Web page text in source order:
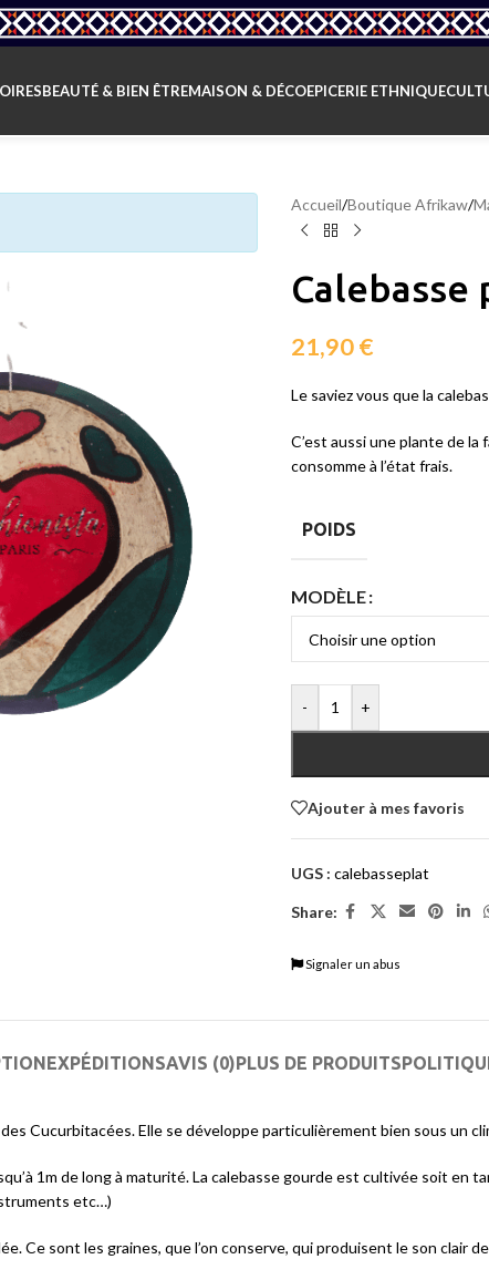
BEAUTÉ & BIEN ÊTREMAISON & DÉCOEPICERIE ETHNIQUE
Accueil/Boutique Afrikaw/
21,90€
Le saviez vous que la
C’est aussi une plante de
consomme à l’état frais.
POIDS
MODÈLE
- +
Ajouter à mes favoris
UGS : calebasseplat
Share:
Signaler un abus
EXPÉDITIONSAVIS (0)PLUS DE PRODUITS
Cucurbitacées. Elle se développe particulièrement bien sous un
1m de long à maturité. La calebasse gourde est cultivée soit en
etc…)
Ce sont les graines, que l’on conserve, qui produisent le son clair